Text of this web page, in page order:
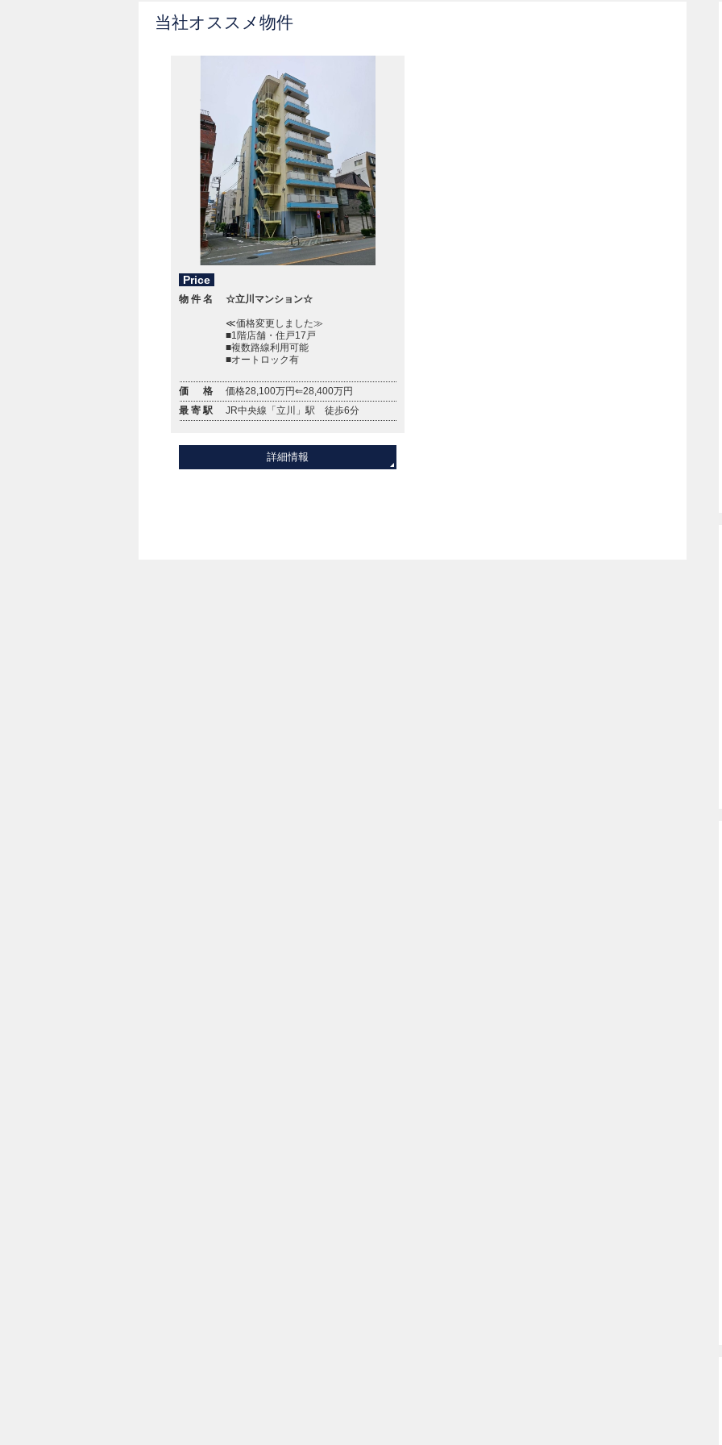
当社オススメ物件
Price
物件名 ☆立川マンション☆
≪価格変更しました≫
■1階店舗・住戸17戸
■複数路線利用可能
■オートロック有
価 格
価格28,100万円⇐28,400万円
最寄駅
JR中央線「立川」駅 徒歩6分
詳細情報